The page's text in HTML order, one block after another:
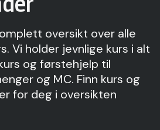
oversikt over alle
Vi holder jevnlige kurs i alt
og førstehjelp til
og MC. Finn kurs og
for deg i oversikten